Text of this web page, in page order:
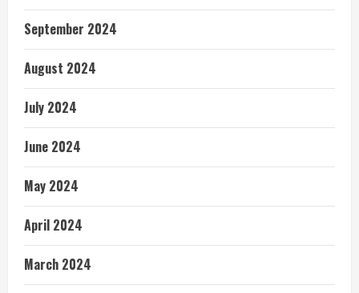
September 2024
August 2024
July 2024
June 2024
May 2024
April 2024
March 2024